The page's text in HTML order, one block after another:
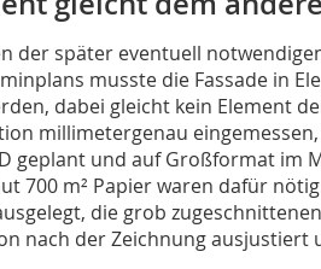
der später eventuell
musste die Fassade in
dabei gleicht kein Element
millimetergenau
geplant und auf Großformat im
700 m² Papier waren dafür
die grob
nach der Zeichnung